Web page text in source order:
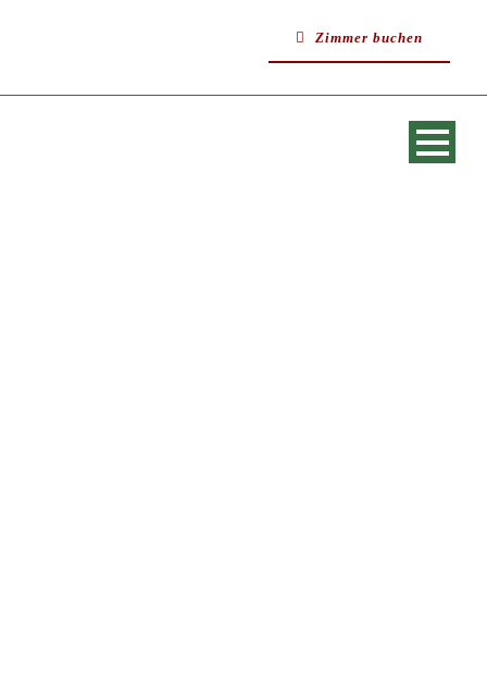
Zimmer buchen